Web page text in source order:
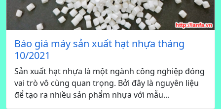
Báo giá máy sản xuất hạt nhựa tháng
10/2021
Sản xuất hạt nhựa là một ngành công nghiệp đóng
vai trò vô cùng quan trọng. Bởi đây là nguyên liệu
để tạo ra nhiều sản phẩm nhựa với mẫu...